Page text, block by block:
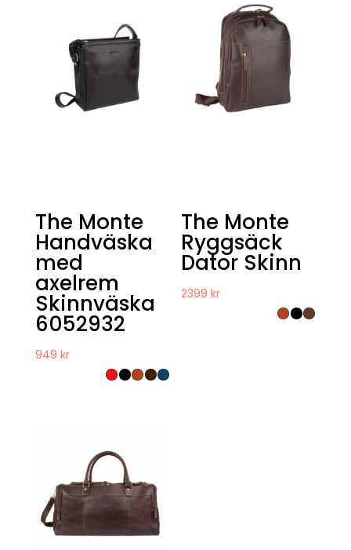
The Monte
Handväska
med
axelrem
Skinnväska
6052932
949 kr
The Monte
Ryggsäck
Dator Skinn
2399kr